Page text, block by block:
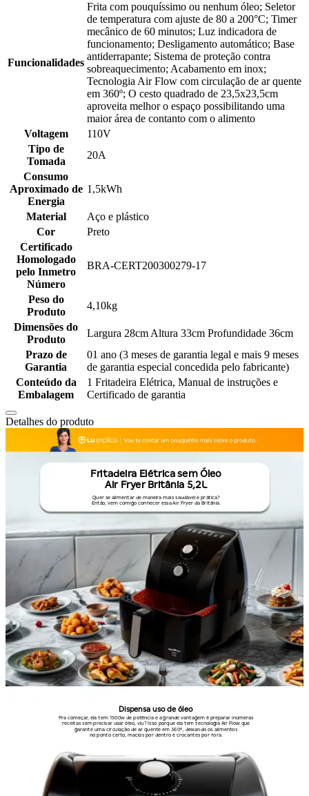
Funcionalidades
Frita com pouquíssimo ou nenhum óleo; Seletor
de temperatura com ajuste de 80 a 200°C; Timer
mecânico de 60 minutos; Luz indicadora de
funcionamento; Desligamento automático; Base
antiderrapante; Sistema de proteção contra
sobreaquecimento; Acabamento em inox;
Tecnologia Air Flow com circulação de ar quente
em 360º; O cesto quadrado de 23,5x23,5cm
aproveita melhor o espaço possibilitando uma
maior área de contanto com o alimento
Voltagem
110V
Tipo de
Tomada
20A
Consumo
Aproximado de
Energia
1,5kWh
Material
Aço e plástico
Cor
Preto
Certificado
Homologado
pelo Inmetro
Número
BRA-CERT200300279-17
Peso do
Produto
4,10kg
Dimensões do
Produto
Largura 28cm Altura 33cm Profundidade 36cm
Prazo de
Garantia
01 ano (3 meses de garantia legal e mais 9 meses
de garantia especial concedida pelo fabricante)
Conteúdo da
Embalagem
1 Fritadeira Elétrica, Manual de instruções e
Certificado de garantia
Detalhes do produto